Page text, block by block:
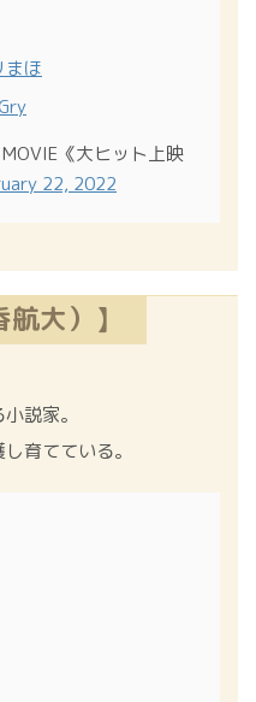
まほ
《大ヒット上映
22, 2022
大）】
説家。
育てている。